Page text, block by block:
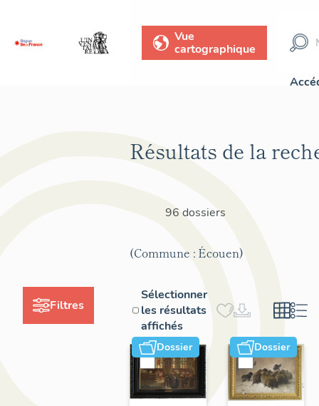
Vue
cartographique
Filtres
Résultats de la
96 dossiers
(Commune : Écouen)
Sélectionner
les résultats
affichés
Dossier Dossier